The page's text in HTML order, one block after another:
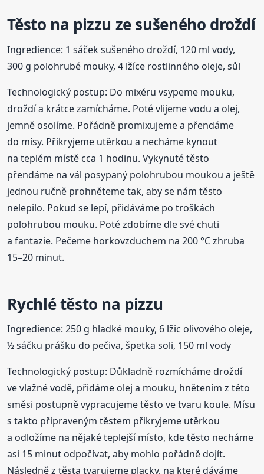
Těsto na pizzu ze sušeného droždí
Ingredience: 1 sáček sušeného droždí, 120 ml vody,
300 g polohrubé mouky, 4 lžíce rostlinného oleje, sůl
Technologický postup: Do mixéru vsypeme mouku,
droždí a krátce zamícháme. Poté vlijeme vodu a olej,
jemně osolíme. Pořádně promixujeme a přendáme
do mísy. Přikryjeme utěrkou a necháme kynout
na teplém místě cca 1 hodinu. Vykynuté těsto
přendáme na vál posypaný polohrubou moukou a ještě
jednou ručně prohněteme tak, aby se nám těsto
nelepilo. Pokud se lepí, přidáváme po troškách
polohrubou mouku. Poté zdobíme dle své chuti
a fantazie. Pečeme horkovzduchem na 200 °C zhruba
15–20 minut.
Rychlé těsto na pizzu
Ingredience: 250 g hladké mouky, 6 lžic olivového oleje,
½ sáčku prášku do pečiva, špetka soli, 150 ml vody
Technologický postup: Důkladně rozmícháme droždí
ve vlažné vodě, přidáme olej a mouku, hnětením z této
směsi postupně vypracujeme těsto ve tvaru koule. Mísu
s takto připraveným těstem přikryjeme utěrkou
a odložíme na nějaké teplejší místo, kde těsto necháme
asi 15 minut odpočívat, aby mohlo pořádně dojít.
Následně z těsta tvarujeme placky, na které dáváme